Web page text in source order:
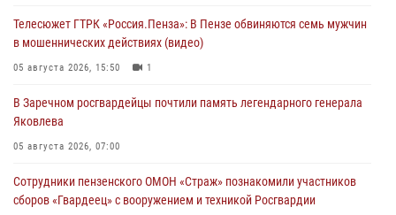
Телесюжет ГТРК «Россия.Пенза»: В Пензе обвиняются семь мужчин
в мошеннических действиях (видео)
05 августа 2026, 15:50 1
В Заречном росгвардейцы почтили память легендарного генерала
Яковлева
05 августа 2026, 07:00
Сотрудники пензенского ОМОН «Страж» познакомили участников
сборов «Гвардеец» с вооружением и техникой Росгвардии